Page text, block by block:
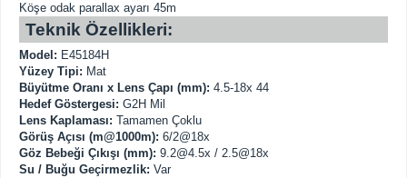
Köşe odak parallax ayarı 45m
Teknik Özellikleri:
Model: E45184H
Yüzey Tipi: Mat
Büyütme Oranı x Lens Çapı (mm): 4.5-18x 44
Hedef Göstergesi: G2H Mil
Lens Kaplaması: Tamamen Çoklu
Görüş Açısı (m@1000m): 6/2@18x
Göz Bebeği Çıkışı (mm): 9.2@4.5x / 2.5@18x
Su / Buğu Geçirmezlik: Var